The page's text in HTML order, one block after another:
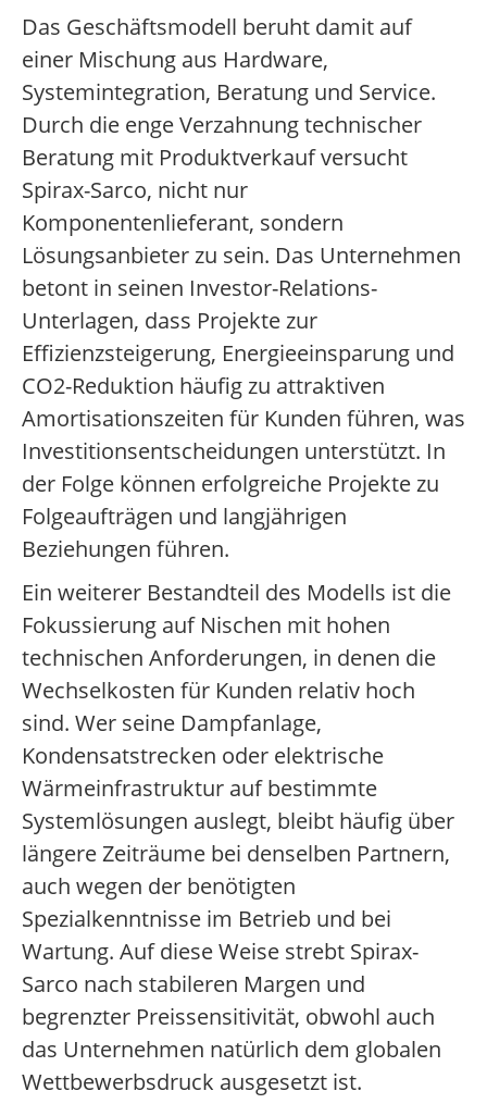
Das Geschäftsmodell beruht damit auf
einer Mischung aus Hardware,
Systemintegration, Beratung und Service.
Durch die enge Verzahnung technischer
Beratung mit Produktverkauf versucht
Spirax-Sarco, nicht nur
Komponentenlieferant, sondern
Lösungsanbieter zu sein. Das Unternehmen
betont in seinen Investor-Relations-
Unterlagen, dass Projekte zur
Effizienzsteigerung, Energieeinsparung und
CO2-Reduktion häufig zu attraktiven
Amortisationszeiten für Kunden führen, was
Investitionsentscheidungen unterstützt. In
der Folge können erfolgreiche Projekte zu
Folgeaufträgen und langjährigen
Beziehungen führen.
Ein weiterer Bestandteil des Modells ist die
Fokussierung auf Nischen mit hohen
technischen Anforderungen, in denen die
Wechselkosten für Kunden relativ hoch
sind. Wer seine Dampfanlage,
Kondensatstrecken oder elektrische
Wärme­infrastruktur auf bestimmte
Systemlösungen auslegt, bleibt häufig über
längere Zeiträume bei denselben Partnern,
auch wegen der benötigten
Spezialkenntnisse im Betrieb und bei
Wartung. Auf diese Weise strebt Spirax-
Sarco nach stabileren Margen und
begrenzter Preissensitivität, obwohl auch
das Unternehmen natürlich dem globalen
Wettbewerbsdruck ausgesetzt ist.